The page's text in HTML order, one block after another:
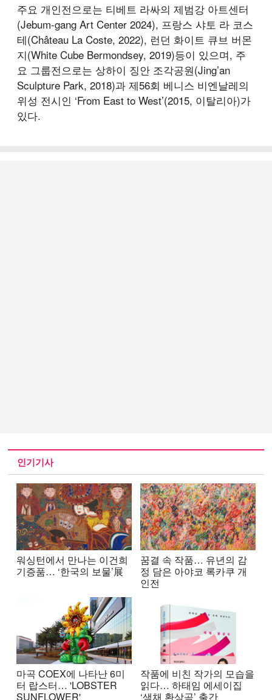
주요 개인전으로는 티베트 라싸의 제범강 아트센터
(Jebum-gang Art Center 2024), 프랑스 샤토 라 코스
테(Château La Coste, 2022), 런던 화이트 큐브 버몬
지(White Cube Bermondsey, 2019)등이 있으며, 주
요 그룹전으로는 상하이 징안 조각공원(Jing’an
Sculpture Park, 2018)과 제56회 베니스 비엔날레의
위성 전시인 ‘From East to West’(2015, 이탈리아)가
있다.
인기기사
워싱턴에서 만나는 이건희
기증품… ‘한국의 보물’展
꿈결 속 작품… 유년의 감
정 담은 아야코 록카쿠 개
인전
마곡 COEX에 나타난 6미
터 랍스터… 'LOBSTER
SUNFLOWER'
작품에 비친 작가의 모습을
읽다… 하태임 에세이집
‘색채 환상곡’ 출간